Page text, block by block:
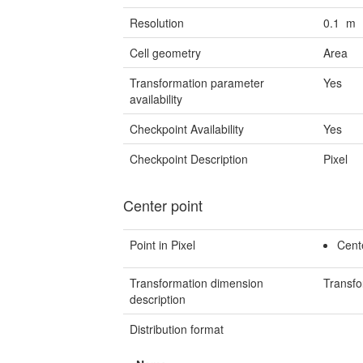
Resolution
0.1 m
Cell geometry
Area
Transformation parameter
availability
Yes
Checkpoint Availability
Yes
Checkpoint Description
Pixel
Center point
Point in Pixel
Transformation dimension
description
Distribution format